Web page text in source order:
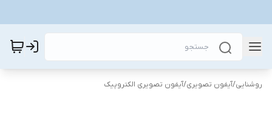
روشنایی/آیفون تصویری/آیفون تصویری الکتروپیک